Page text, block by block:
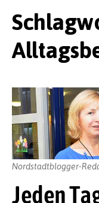
Jeden
Nordstadtblogger-